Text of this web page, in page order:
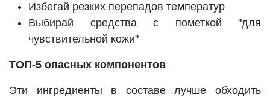
Избегай резких перепадов температур
Выбирай средства с пометкой "для
чувствительной кожи"
ТОП-5 опасных компонентов
Эти ингредиенты в составе лучше обходить